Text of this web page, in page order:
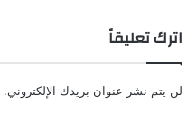
اترك تعليقاً
لن يتم نشر عنوان بريدك الإلكتروني.